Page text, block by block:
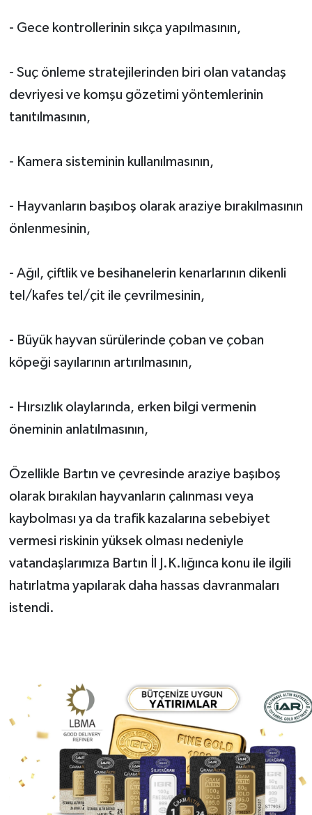
- Gece kontrollerinin sıkça yapılmasının,
- Suç önleme stratejilerinden biri olan vatandaş
devriyesi ve komşu gözetimi yöntemlerinin
tanıtılmasının,
- Kamera sisteminin kullanılmasının,
- Hayvanların başıboş olarak araziye bırakılmasının
önlenmesinin,
- Ağıl, çiftlik ve besihanelerin kenarlarının dikenli
tel/kafes tel/çit ile çevrilmesinin,
- Büyük hayvan sürülerinde çoban ve çoban
köpeği sayılarının artırılmasının,
- Hırsızlık olaylarında, erken bilgi vermenin
öneminin anlatılmasının,
Özellikle Bartın ve çevresinde araziye başıboş
olarak bırakılan hayvanların çalınması veya
kaybolması ya da trafik kazalarına sebebiyet
vermesi riskinin yüksek olması nedeniyle
vatandaşlarımıza Bartın İl J.K.lığınca konu ile ilgili
hatırlatma yapılarak daha hassas davranmaları
istendi.